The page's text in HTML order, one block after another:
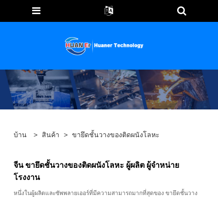
บ้าน > สินค้า > ขายึดชั้นวางของติดผนังโลหะ
จีน ขายึดชั้นวางของติดผนังโลหะ ผู้ผลิต ผู้จำหน่าย
โรงงาน
หนึ่งในผู้ผลิตและซัพพลายเออร์ที่มีความสามารถมากที่สุดของ ขายึดชั้นวาง